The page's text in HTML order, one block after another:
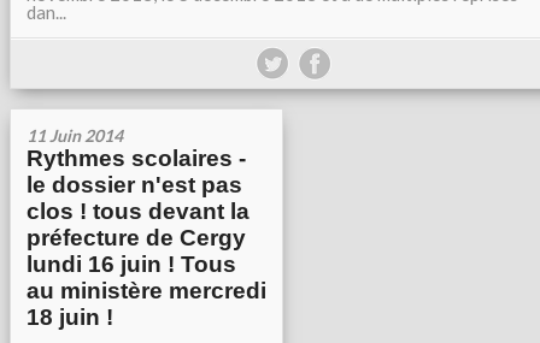
dan...
11 Juin 2014
Rythmes scolaires -
le dossier n'est pas
clos ! tous devant la
préfecture de Cergy
lundi 16 juin ! Tous
au ministère mercredi
18 juin !